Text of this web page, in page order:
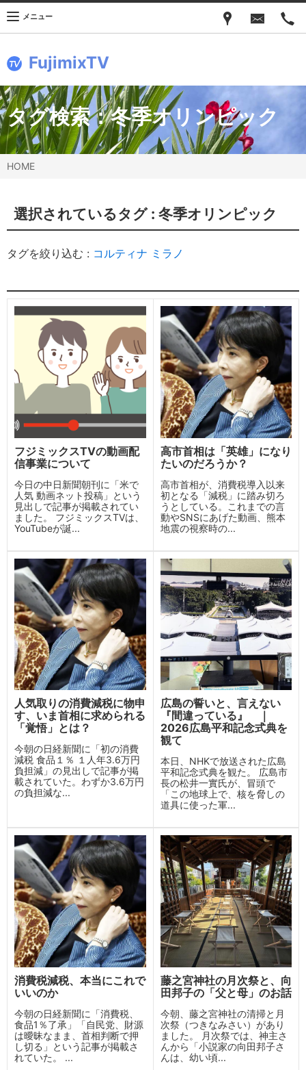
FujimixTV
メニュー
タグ検索：冬季オリンピック
HOME
選択されているタグ : 冬季オリンピック
タグを絞り込む : コルティナ ミラノ
フジミックスTVの動画配
信事業について
今日の中日新聞朝刊に「米で
人気 動画ネット投稿」という
見出しで記事が掲載されてい
ました。 フジミックスTVは、
YouTubeが誕...
高市首相は「英雄」になり
たいのだろうか？
高市首相が、消費税導入以来
初となる「減税」に踏み切ろ
うとしている。これまでの言
動やSNSにあげた動画、熊本
地震の視察時の...
人気取りの消費減税に物申
す、いま首相に求められる
「覚悟」とは？
今朝の日経新聞に「初の消費
減税 食品１％ １人年3.6万円
負担減」の見出しで記事が掲
載されていた。わずか3.6万円
の負担減な...
広島の誓いと、言えない
『間違っている』 ｜
2026広島平和記念式典を
観て
本日、NHKで放送された広島
平和記念式典を観た。 広島市
長の松井一實氏が、冒頭で
「この地球上で、核を脅しの
道具に使った軍...
消費税減税、本当にこれで
いいのか
今朝の日経新聞に「消費税、
食品1％了承」「自民党、財源
は曖昧なまま、首相判断で押
し切る」という記事が掲載さ
れていた。 ...
藤之宮神社の月次祭と、向
田邦子の「父と母」のお話
今朝、藤之宮神社の清掃と月
次祭（つきなみさい）があり
ました。 月次祭では、神主さ
んから「小説家の向田邦子さ
んは、幼い頃...